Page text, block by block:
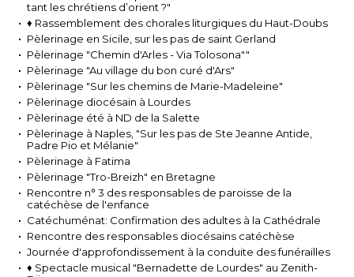
tant les chrétiens d’orient ?"
♦ Rassemblement des chorales liturgiques du Haut-Doubs
Pèlerinage en Sicile, sur les pas de saint Gerland
Pèlerinage "Chemin d'Arles - Via Tolosona""
Pèlerinage "Au village du bon curé d'Ars"
Pèlerinage "Sur les chemins de Marie-Madeleine"
Pèlerinage diocésain à Lourdes
Pèlerinage été à ND de la Salette
Pèlerinage à Naples, "Sur les pas de Ste Jeanne Antide,
Padre Pio et Mélanie"
Pèlerinage à Fatima
Pèlerinage "Tro-Breizh" en Bretagne
Rencontre n° 3 des responsables de paroisse de la
catéchèse de l'enfance
Catéchuménat: Confirmation des adultes à la Cathédrale
Rencontre des responsables diocésains catéchèse
Journée d'approfondissement à la conduite des funérailles
♦ Spectacle musical "Bernadette de Lourdes" au Zenith-